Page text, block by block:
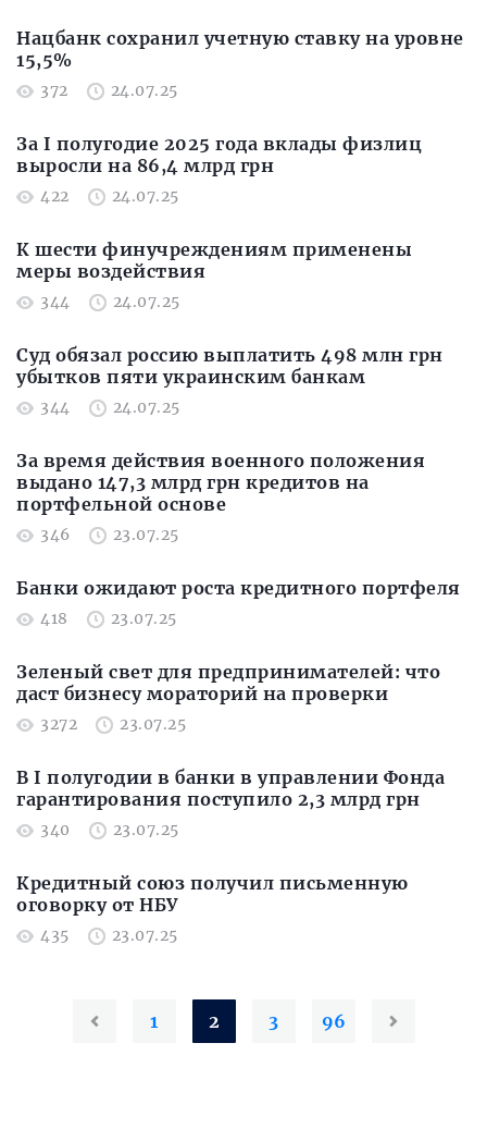
Нацбанк сохранил учетную ставку на уровне
15,5%
372 24.07.25
За I полугодие 2025 года вклады физлиц
выросли на 86,4 млрд грн
422 24.07.25
К шести финучреждениям применены
меры воздействия
344 24.07.25
Суд обязал россию выплатить 498 млн грн
убытков пяти украинским банкам
344 24.07.25
За время действия военного положения
выдано 147,3 млрд грн кредитов на
портфельной основе
346 23.07.25
Банки ожидают роста кредитного портфеля
418 23.07.25
Зеленый свет для предпринимателей: что
даст бизнесу мораторий на проверки
3272 23.07.25
В I полугодии в банки в управлении Фонда
гарантирования поступило 2,3 млрд грн
340 23.07.25
Кредитный союз получил письменную
оговорку от НБУ
435 23.07.25
1 2 3 96